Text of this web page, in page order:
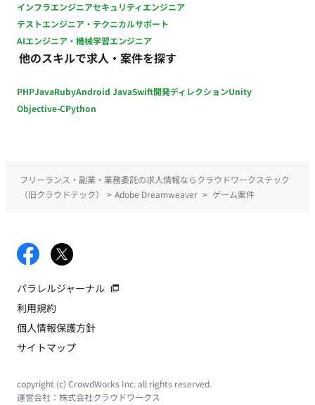
インフラエンジニアセキュリティエンジニア
テストエンジニア・テクニカルサポート
AIエンジニア・機械学習エンジニア
他のスキルで求人・案件を探す
PHPJavaRubyAndroid JavaSwift開発ディレクションUnity
Objective-CPython
フリーランス・副業・業務委託の求人情報ならクラウドワークステック
（旧クラウドテック）
> Adobe Dreamweaver > ゲーム案件
パラレルジャーナル
利用規約
個人情報保護方針
サイトマップ
copyright (c) CrowdWorks Inc. all rights reserved.
運営会社： 株式会社クラウドワークス